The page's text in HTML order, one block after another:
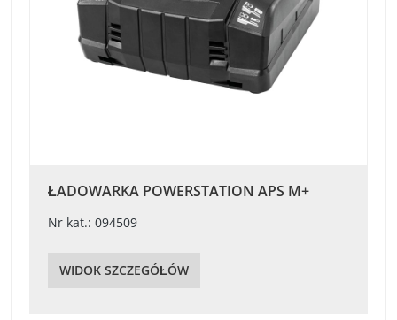
ŁADOWARKA POWERSTATION APS M+
Nr kat.: 094509
WIDOK SZCZEGÓŁÓW